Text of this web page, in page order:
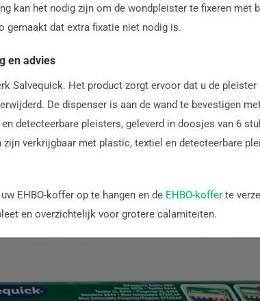
kan het nodig zijn om de wondpleister te fixeren
gemaakt dat extra fixatie niet nodig is.
en advies
Salvequick. Het product zorgt ervoor dat u de
De dispenser is aan de wand te bevestigen
detecteerbare pleisters, geleverd in doosjes van 6
verkrijgbaar met plastic, textiel en detecteerbare
EHBO-koffer op te hangen en de EHBO-koffer te
en overzichtelijk voor grotere calamiteiten.